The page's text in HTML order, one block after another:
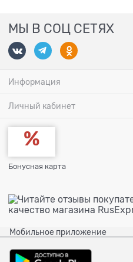
МЫ В СОЦ СЕТЯХ
Информация
Личный кабинет
Бонусная карта
Мобильное приложение